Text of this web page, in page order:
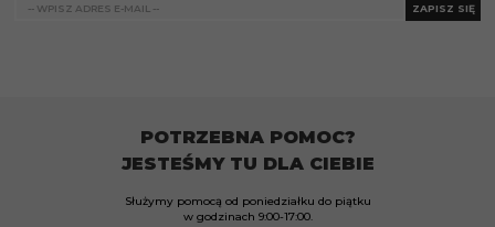
ZAPISZ SIĘ
POTRZEBNA POMOC?
JESTEŚMY TU DLA CIEBIE
Służymy pomocą od poniedziałku do piątku
w godzinach 9:00-17:00.